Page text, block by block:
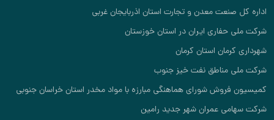
اداره کل صنعت معدن و تجارت استان اذربایجان غربی
شرکت ملی حفاری ایران در استان خوزستان
شهرداری کرمان استان کرمان
شرکت ملی مناطق نفت خیز جنوب
کمیسیون فروش شورای هماهنگی مبارزه با مواد مخدر استان خراسان جنوبی
شرکت سهامی عمران شهر جدید رامین